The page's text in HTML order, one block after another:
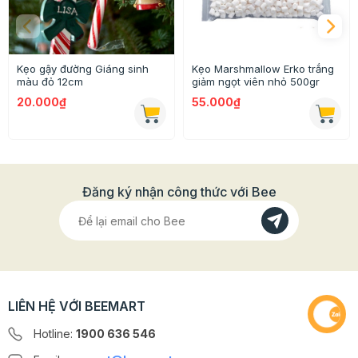
>>> Tham khảo thêm
siêu HOT
tại Bee!
Kẹo gậy đường Giáng sinh
màu đỏ 12cm
20.000₫
Kẹo Marshmallow Erko trắng
giảm ngọt viên nhỏ 500gr
55.000₫
Đăng ký nhận công thức với Bee
LIÊN HỆ VỚI BEEMART
Hotline: 1900 636 546